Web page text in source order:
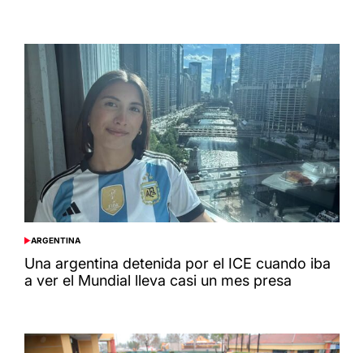
POSTED
IN
ARGENTINA
Una argentina detenida por el ICE cuando iba
a ver el Mundial lleva casi un mes presa